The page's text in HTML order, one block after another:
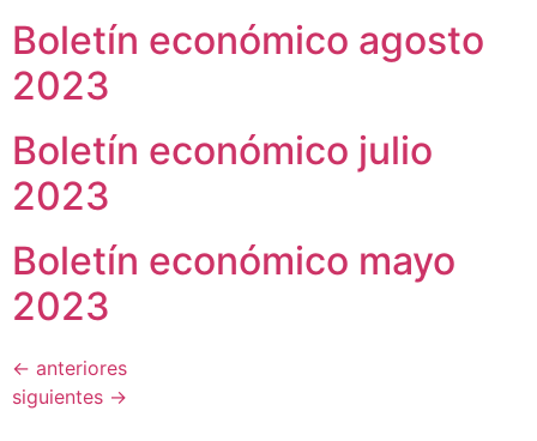
Boletín económico agosto
2023
Boletín económico julio
2023
Boletín económico mayo
2023
← anteriores
siguientes →